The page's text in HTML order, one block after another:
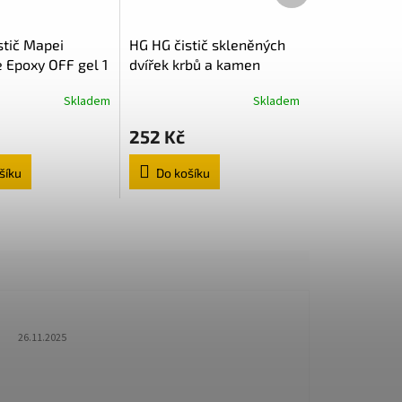
Mapei
OFF gel 1
Skladem
HG HG čistič skleněných
dvířek krbů a kamen
Skladem
252 Kč
Do košíku
počáteční lepivost univerzální
Hodnocení obchodu je 5 z 5 hvězdiček.
26.11.2025